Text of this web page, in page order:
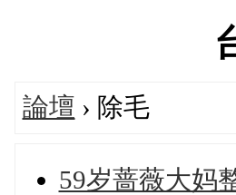
論壇 › 除毛
59岁蔷薇大妈